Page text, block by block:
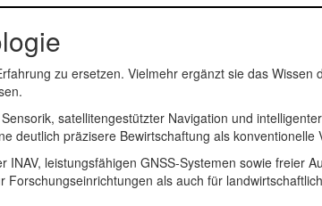
zu ersetzen. Vielmehr ergänzt sie das Wissen
satellitengestützter Navigation und
deutlich präzisere Bewirtschaftung als konventionelle
INAV, leistungsfähigen GNSS-Systemen sowie freier
als auch für